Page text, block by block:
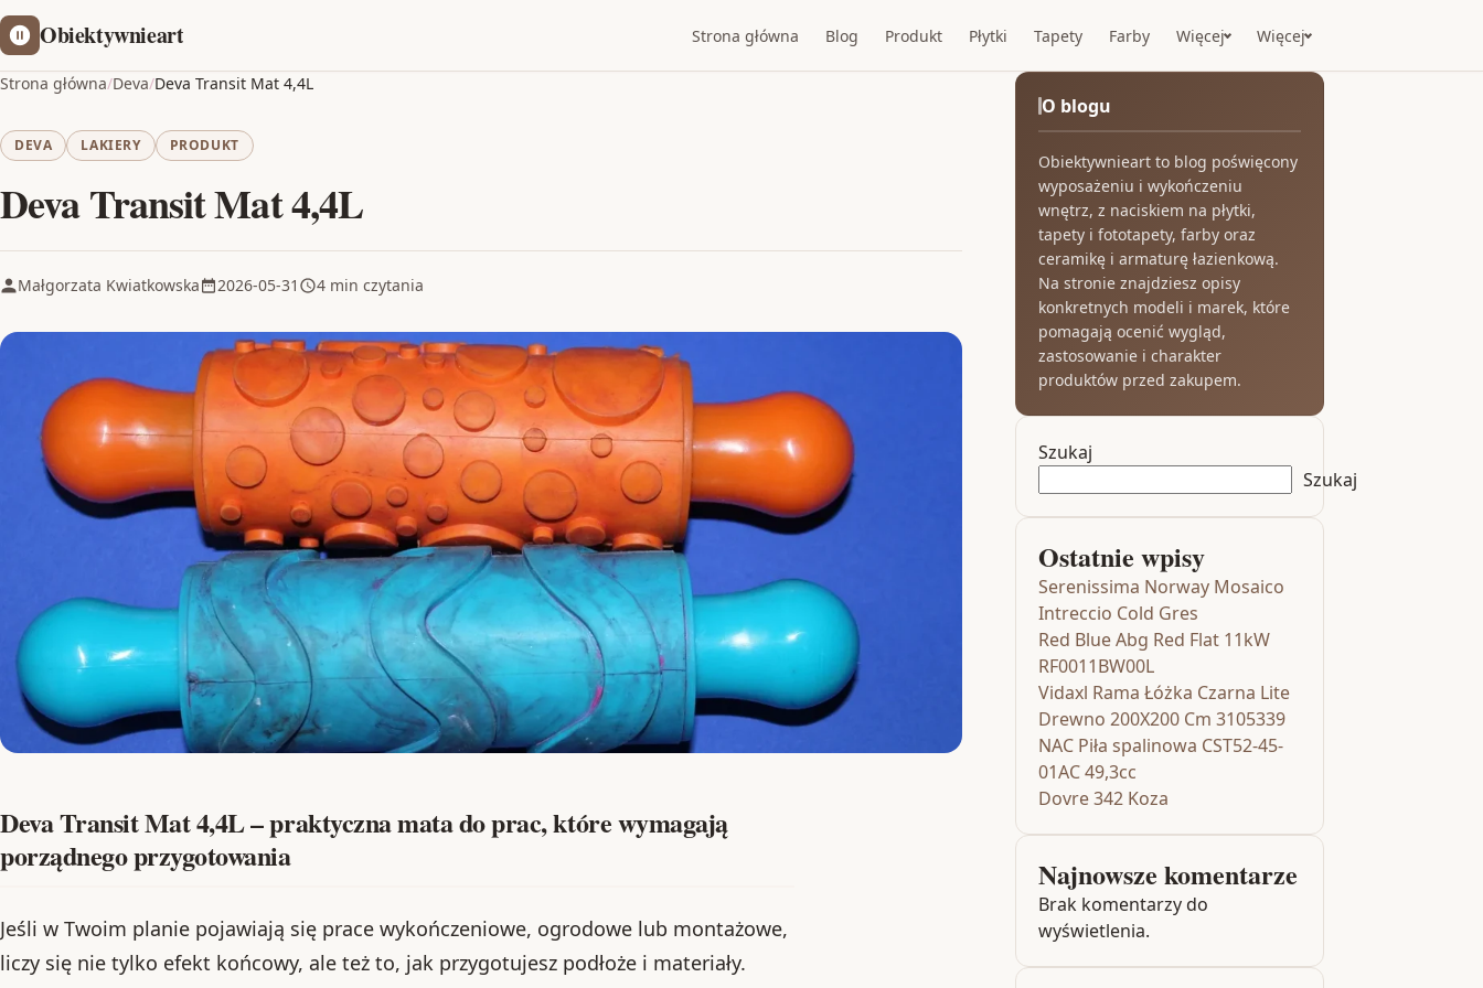
Obiektywnieart Strona główna Blog Produkt Płytki Tapety Farby Więcej Więcej
Strona główna/Deva/Deva Transit Mat 4,4L
DEVA LAKIERY PRODUKT
Deva Transit Mat 4,4L
Małgorzata Kwiatkowska 2026-05-31 4 min czytania
Deva Transit Mat 4,4L – praktyczna mata do prac, które wymagają
porządnego przygotowania
Jeśli w Twoim planie pojawiają się prace wykończeniowe, ogrodowe lub montażowe,
liczy się nie tylko efekt końcowy, ale też to, jak przygotujesz podłoże i materiały.
O blogu
Obiektywnieart to blog poświęcony
wyposażeniu i wykończeniu
wnętrz, z naciskiem na płytki,
tapety i fototapety, farby oraz
ceramikę i armaturę łazienkową.
Na stronie znajdziesz opisy
konkretnych modeli i marek, które
pomagają ocenić wygląd,
zastosowanie i charakter
produktów przed zakupem.
Szukaj
Szukaj
Ostatnie wpisy
Serenissima Norway Mosaico
Intreccio Cold Gres
Red Blue Abg Red Flat 11kW
RF0011BW00L
Vidaxl Rama Łóżka Czarna Lite
Drewno 200X200 Cm 3105339
NAC Piła spalinowa CST52-45-
01AC 49,3cc
Dovre 342 Koza
Najnowsze komentarze
Brak komentarzy do
wyświetlenia.